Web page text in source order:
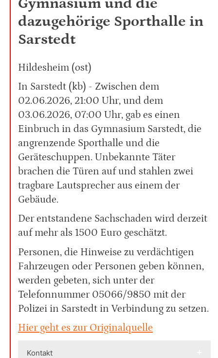
dazugehörige Sporthalle in
Sarstedt
Hildesheim (ost)
In Sarstedt (kb) - Zwischen dem
02.06.2026, 21:00 Uhr, und dem
03.06.2026, 07:00 Uhr, gab es einen
Einbruch in das Gymnasium Sarstedt, die
angrenzende Sporthalle und die
Geräteschuppen. Unbekannte Täter
brachen die Türen auf und stahlen zwei
tragbare Lautsprecher aus einem der
Gebäude.
Der entstandene Sachschaden wird derzeit
auf mehr als 1500 Euro geschätzt.
Personen, die Hinweise zu verdächtigen
Fahrzeugen oder Personen geben können,
werden gebeten, sich unter der
Telefonnummer 05066/9850 mit der
Polizei in Sarstedt in Verbindung zu setzen.
Hier geht es zur Originalquelle
Kontakt